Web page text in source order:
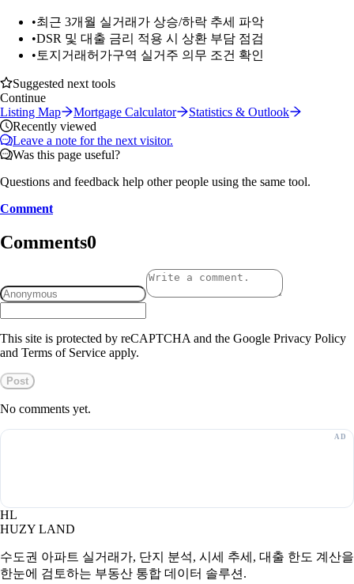
•최근 3개월 실거래가 상승/하락 추세 파악
•DSR 및 대출 금리 적용 시 상환 부담 점검
• 토지거래허가구역 실거주 의무 조건 확인
Suggested next tools
Continue
Listing Map
Mortgage Calculator
Statistics & Outlook
Recently viewed
Leave a note for the next visitor.
Was this page useful?
Questions and feedback help other people using the same tool.
Comment
Comments0
This site is protected by reCAPTCHA and the Google Privacy Policy
and Terms of Service apply.
Post
No comments yet.
HL
HUZY LAND
수도권 아파트 실거래가, 단지 분석, 시세 추세, 대출 한도 계산을
한눈에 검토하는 부동산 통합 데이터 솔루션.